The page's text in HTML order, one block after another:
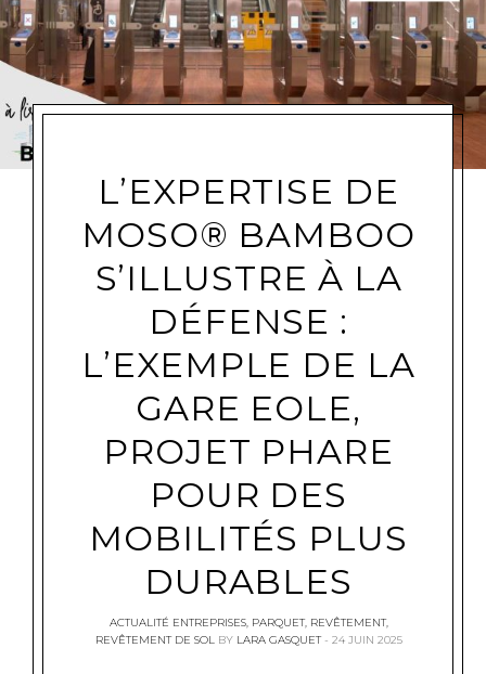
L’EXPERTISE DE
MOSO® BAMBOO
S’ILLUSTRE À LA
DÉFENSE :
L’EXEMPLE DE LA
GARE EOLE,
PROJET PHARE
POUR DES
MOBILITÉS PLUS
DURABLES
ACTUALITÉ ENTREPRISES, PARQUET, REVÊTEMENT,
REVÊTEMENT DE SOL BY LARA GASQUET 24 JUIN 2025